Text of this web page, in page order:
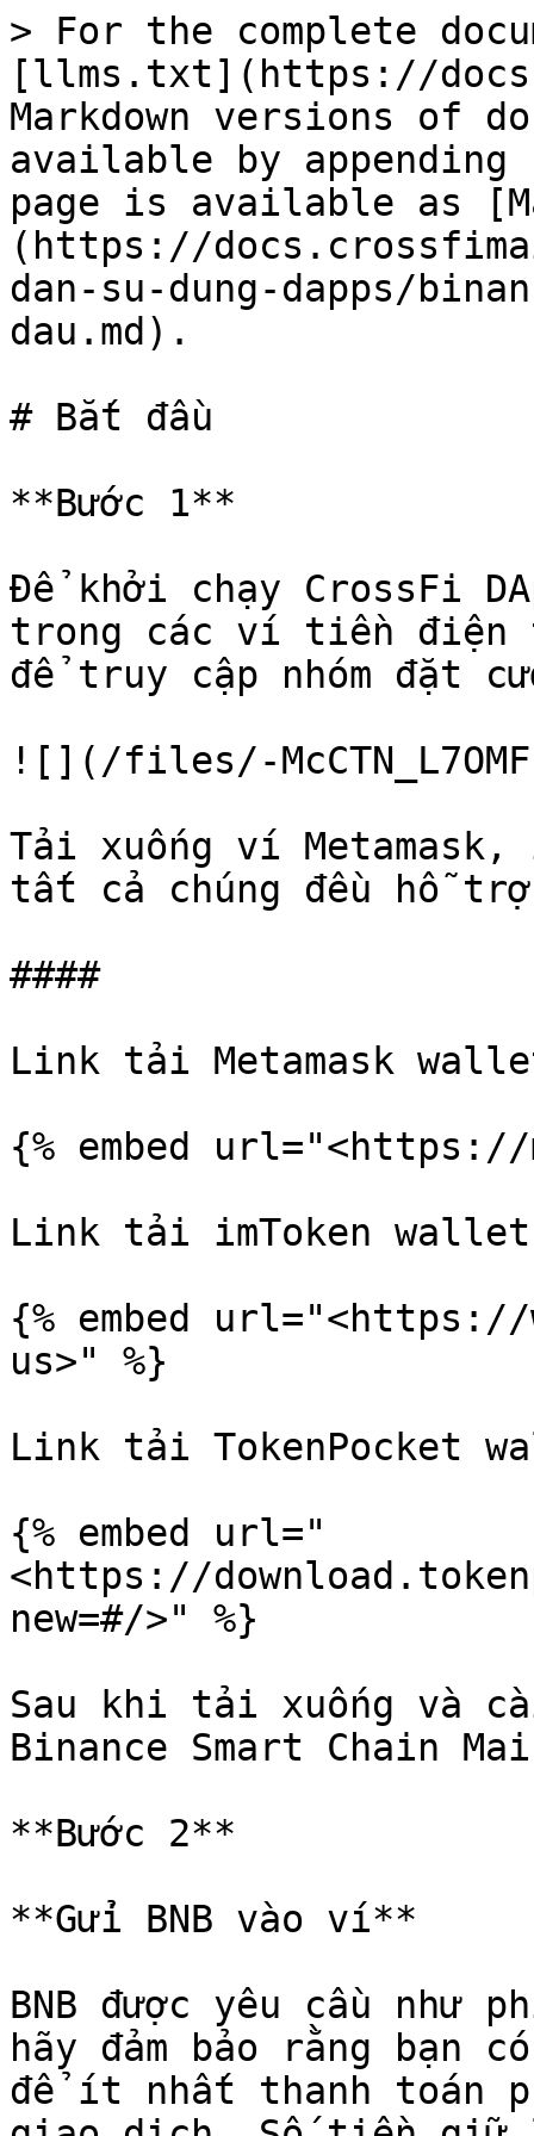
> For the complete
[llms.txt](https://
Markdown versions of
available by
page is available as
(https://
dan-su-dung-dapps/
dau.md).
# Bắt đầu
**Bước 1**
Để khởi chạy CrossFi
trong các ví tiền điện
để truy cập nhóm đặt
![](/files/-
Tải xuống ví Metamask,
tất cả chúng đều hỗ
####
Link tải Metamask
{% embed url="<https://
Link tải imToken
{% embed
us>" %}
Link tải TokenPocket
{% embed url="
<https://
new=#/>" %}
Sau khi tải xuống và
Binance Smart Chain
**Bước 2**
**Gửi BNB vào ví**
BNB được yêu cầu như
hãy đảm bảo rằng bạn
để ít nhất thanh toán